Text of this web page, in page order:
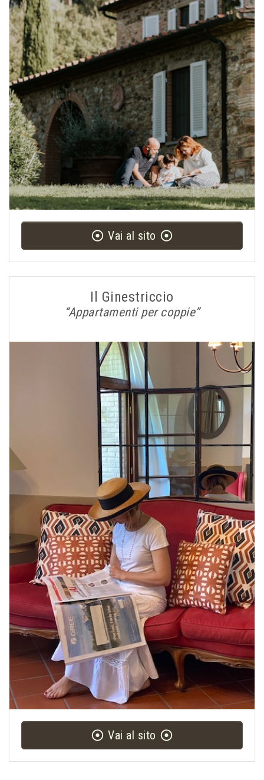
Vai al sito
Il Ginestriccio
“Appartamenti per coppie”
Vai al sito